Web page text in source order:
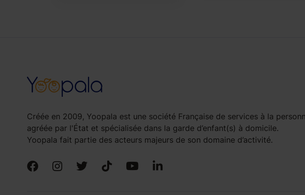
Créée en 2009, Yoopala est une société Française de services à la
agréée par l'État et spécialisée dans la garde d’enfant(s) à domicile.
Yoopala fait partie des acteurs majeurs de son domaine d’activité.